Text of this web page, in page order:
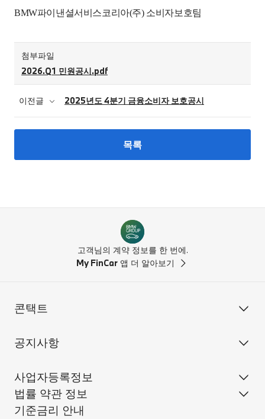
BMW파이낸셜서비스코리아(주) 소비자보호팀
첨부파일
2026.Q1 민원공시.pdf
이전글 2025년도 4분기 금융소비자 보호공시
목록
고객님의 계약 정보를 한 번에.
My FinCar 앱 더 알아보기
콘택트
공지사항
사업자등록정보
법률 약관 정보
기준금리 안내